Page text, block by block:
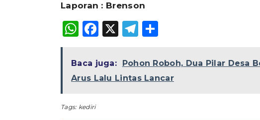
Laporan : Brenson
WhatsApp
Facebook
X Telegram
Baca juga:
Pohon Roboh, Dua Pilar Desa
Arus Lalu Lintas Lancar
Tags: kediri